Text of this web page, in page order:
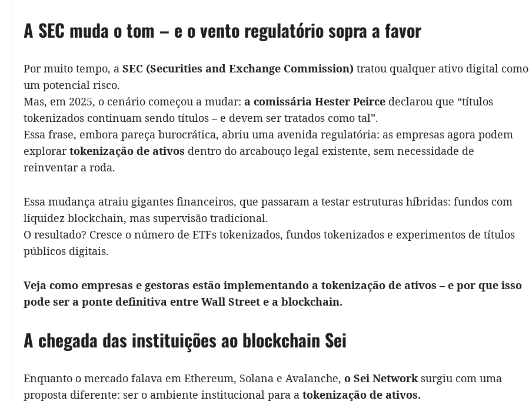
A SEC muda o tom – e o vento regulatório sopra a favor
Por muito tempo, a SEC (Securities and Exchange Commission) tratou qualquer ativo digital como
um potencial risco.
Mas, em 2025, o cenário começou a mudar: a comissária Hester Peirce declarou que “títulos
tokenizados continuam sendo títulos – e devem ser tratados como tal”.
Essa frase, embora pareça burocrática, abriu uma avenida regulatória: as empresas agora podem
explorartokenização de ativos dentro do arcabouço legal existente, sem necessidade de
reinventar a roda.
Essa mudança atraiu gigantes financeiros, que passaram a testar estruturas híbridas: fundos com
liquidez blockchain, mas supervisão tradicional.
O resultado? Cresce o número de ETFs tokenizados, fundos tokenizados e experimentos de títulos
públicos digitais.
Veja como empresas e gestoras estão implementando a tokenização de ativos – e por que isso
pode ser a ponte definitiva entre Wall Street e a blockchain.
A chegada das instituições ao blockchain Sei
Enquanto o mercado falava em Ethereum, Solana e Avalanche, o Sei Networksurgiu com uma
proposta diferente: ser o ambiente institucional para a tokenização de ativos.